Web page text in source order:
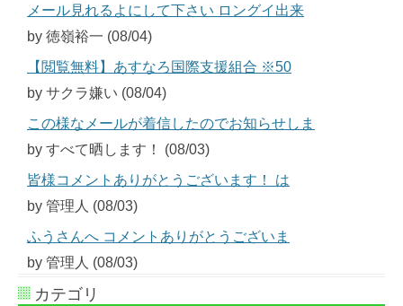
メール見れるよにして下さい ロングイ出来
by 徳嶺裕一 (08/04)
【閲覧無料】あすなろ国際支援組合 ※50
by サクラ嫌い (08/04)
この様なメールが着信したのでお知らせしま
by すべて晒します！ (08/03)
皆様コメントありがとうございます！ は
by 管理人 (08/03)
ふうさんへ コメントありがとうございま
by 管理人 (08/03)
カテゴリ